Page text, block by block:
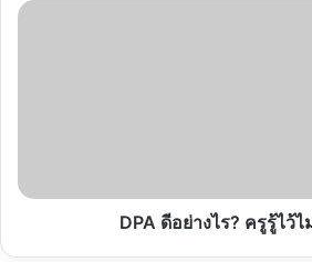
DPA
สิทธิ์
DPA ดีอย่างไร? ครูรู้ไว้